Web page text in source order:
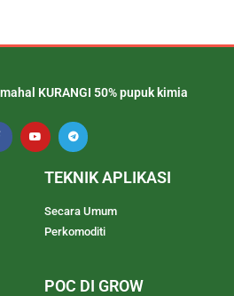
KURANGI 50% pupuk kimia
TEKNIK APLIKASI
Secara Umum
Perkomoditi
POC DI GROW